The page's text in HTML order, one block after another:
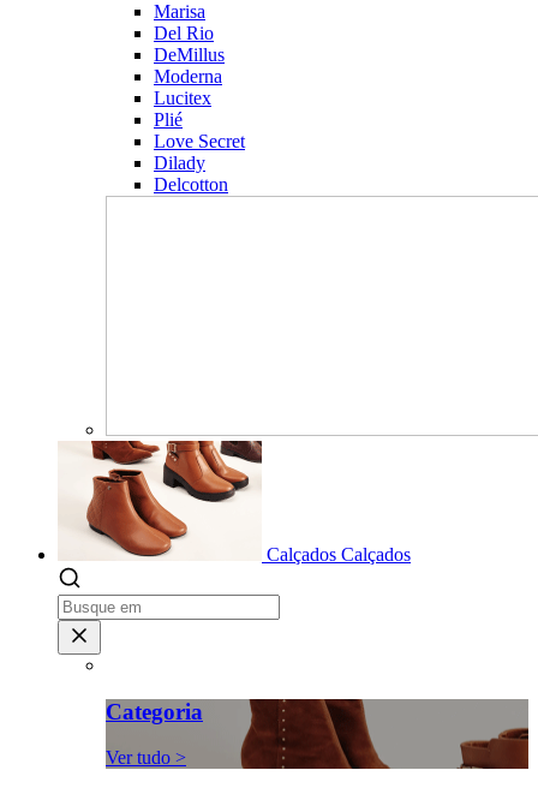
Marisa
Del Rio
DeMillus
Moderna
Lucitex
Plié
Love Secret
Dilady
Delcotton
Calçados Calçados
Categoria
Ver tudo >